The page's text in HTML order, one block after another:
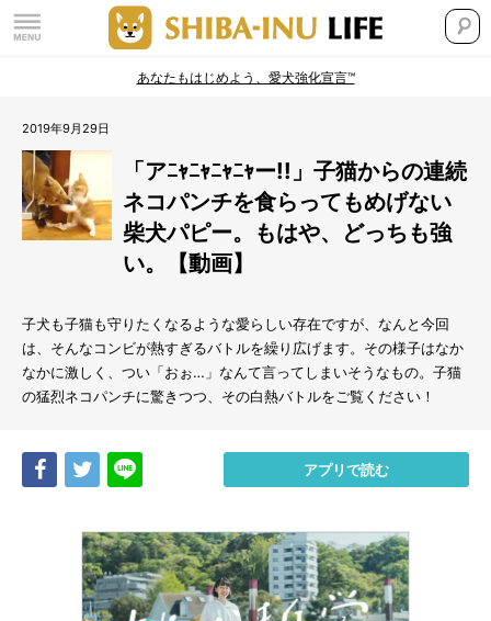
あなたもはじめよう、愛犬強化宣言™
2019年9月29日
「アﾆｬﾆｬﾆｬﾆｬー!!」子猫からの連続
ネコパンチを食らってもめげない
柴犬パピー。もはや、どっちも強
い。【動画】
子犬も子猫も守りたくなるような愛らしい存在ですが、なんと今回
は、そんなコンビが熱すぎるバトルを繰り広げます。その様子はなか
なかに激しく、つい「おぉ…」なんて言ってしまいそうなもの。子猫
の猛烈ネコパンチに驚きつつ、その白熱バトルをご覧ください！
Share Tweet アプリで読む